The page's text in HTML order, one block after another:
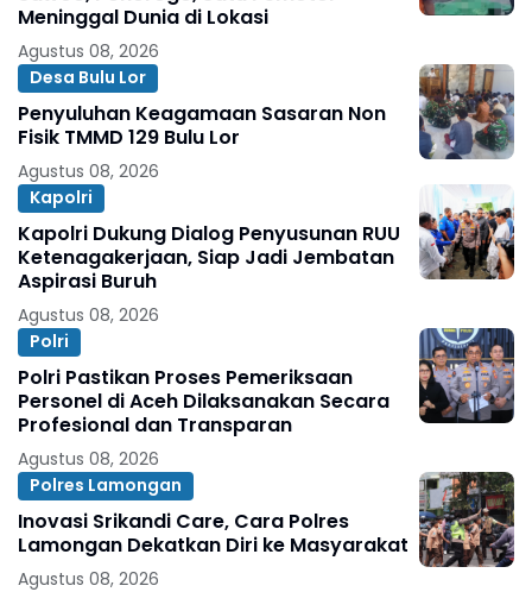
Meninggal Dunia di Lokasi
Agustus 08, 2026
Desa Bulu Lor
Penyuluhan Keagamaan Sasaran Non
Fisik TMMD 129 Bulu Lor
Agustus 08, 2026
Kapolri
Kapolri Dukung Dialog Penyusunan RUU
Ketenagakerjaan, Siap Jadi Jembatan
Aspirasi Buruh
Agustus 08, 2026
Polri
Polri Pastikan Proses Pemeriksaan
Personel di Aceh Dilaksanakan Secara
Profesional dan Transparan
Agustus 08, 2026
Polres Lamongan
Inovasi Srikandi Care, Cara Polres
Lamongan Dekatkan Diri ke Masyarakat
Agustus 08, 2026